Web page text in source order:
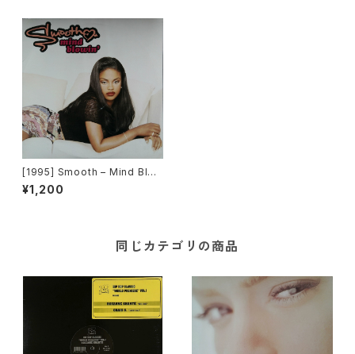
[1995] Smooth – Mind Blow
in' [Jive]
¥1,200
同じカテゴリの商品